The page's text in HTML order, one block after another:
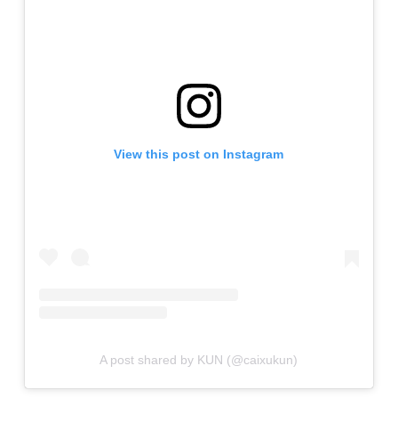
View this post on Instagram
A post shared by KUN (@caixukun)